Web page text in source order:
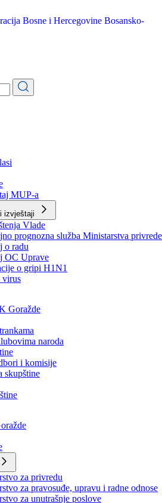
MUP-a
izvještaji
Vlade
prognozna služba Ministarstva privrede
radu
OC Uprave
o gripi H1N1
virus
Goražde
naroda
i komisije
skupštine